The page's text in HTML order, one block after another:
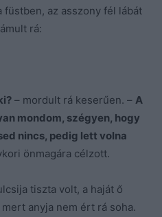
füstben, az asszony fél lábát
rá:
– mordult rá keserűen. – A
mondom, szégyen, hogy
nincs, pedig lett volna
önmagára célzott.
tiszta volt, a haját ő
anyja nem ért rá soha.